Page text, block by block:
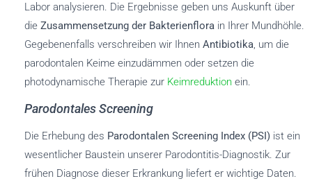
Labor analysieren. Die Ergebnisse geben uns Auskunft über
die Zusammensetzung der Bakterienflora in Ihrer Mundhöhle.
Gegebenenfalls verschreiben wir Ihnen Antibiotika, um die
parodontalen Keime einzudämmen oder setzen die
photodynamische Therapie zur Keimreduktion ein.
Parodontales Screening
Die Erhebung des Parodontalen Screening Index (PSI) ist ein
wesentlicher Baustein unserer Parodontitis-Diagnostik. Zur
frühen Diagnose dieser Erkrankung liefert er wichtige Daten.